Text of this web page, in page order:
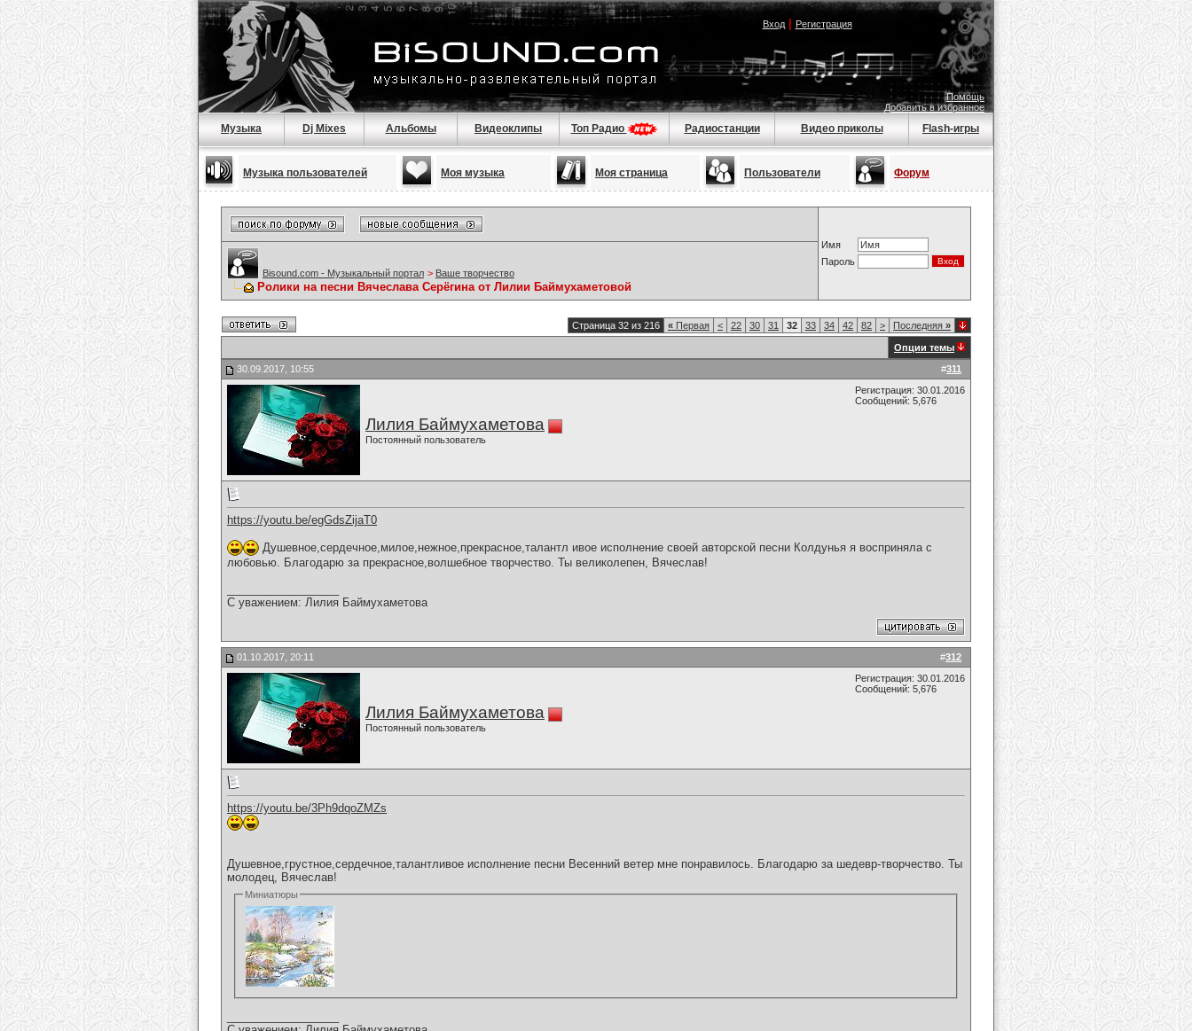
Вход| Регистрация
Помощь
Добавить в избранное
Музыка Dj Mixes Альбомы Видеоклипы Топ Радио Радиостанции Видео приколы Flash-игры
Музыка пользователей Моя музыка Моя страница Пользователи Форум
Имя
Пароль
Bisound.com - Музыкальный портал > Ваше творчество
Ролики на песни Вячеслава Серёгина от Лилии Баймухаметовой
Страница 32 из 216 « Первая < 22 30 31 32 33 34 42 82 > Последняя »
Опции темы
#311
30.09.2017, 10:55
Лилия Баймухаметова
Постоянный пользователь
Регистрация: 30.01.2016
Сообщений: 5,676
https://youtu.be/egGdsZijaT0
Душевное,сердечное,милое,нежное,прекрасное,талантл ивое исполнение своей авторской песни Колдунья я восприняла с
любовью. Благодарю за прекрасное,волшебное творчество. Ты великолепен, Вячеслав!
С уважением: Лилия Баймухаметова
#312
01.10.2017, 20:11
Лилия Баймухаметова
Постоянный пользователь
Регистрация: 30.01.2016
Сообщений: 5,676
https://youtu.be/3Ph9dqoZMZs
Душевное,грустное,сердечное,талантливое исполнение песни Весенний ветер мне понравилось. Благодарю за шедевр-творчество. Ты
молодец, Вячеслав!
Миниатюры